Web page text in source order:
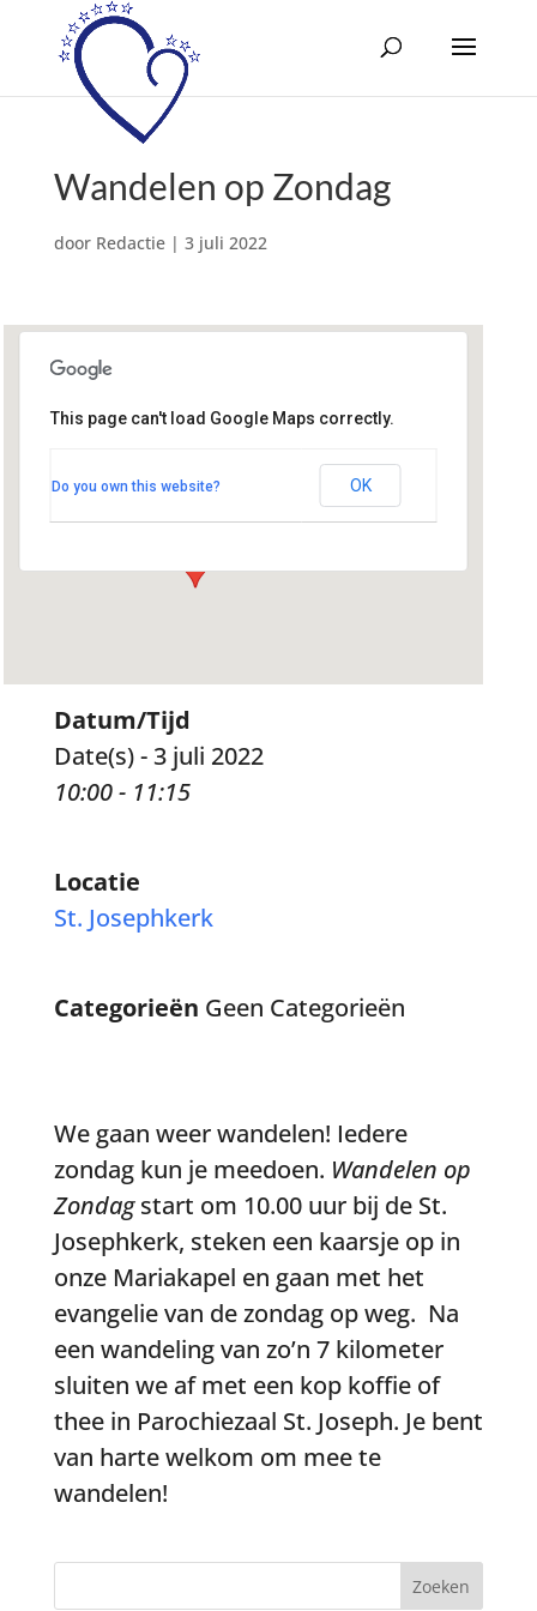
Wandelen op Zondag
door Redactie| 3 juli 2022
St. Josephkerk
van Tuyllstraat 29 - Hooglanderveen
This page can't load Google Maps correctly.
Do you own this website? OK
Datum/Tijd
Date(s) - 3 juli 2022
10:00 - 11:15
Locatie
St. Josephkerk
Categorieën Geen Categorieën
We gaan weer wandelen! Iedere
zondag kun je meedoen. Wandelen op
Zondagstart om 10.00 uur bij de St.
Josephkerk, steken een kaarsje op in
onze Mariakapel en gaan met het
evangelie van de zondag op weg. Na
een wandeling van zo’n 7 kilometer
sluiten we af met een kop koffie of
thee in Parochiezaal St. Joseph. Je bent
van harte welkom om mee te
wandelen!